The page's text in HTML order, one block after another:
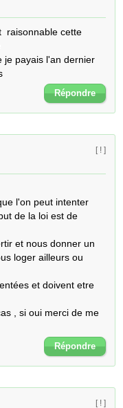
raisonnable cette
je payais l'an dernier
Répondre
[ ! ]
l'on peut intenter
de la loi est de
et nous donner un
loger ailleurs ou
et doivent etre
, si oui merci de me
Répondre
[ ! ]